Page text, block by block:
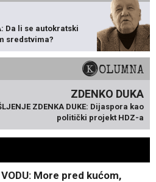
Da li se autokratski
sredstvima?
KOLUMNA
ZDENKO DUKA
ZDENKA DUKE: Dijaspora kao
politički projekt HDZ-a
VODU: More pred kućom,